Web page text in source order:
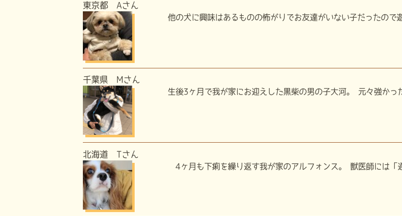
東京都 Aさん
他の犬に興味はあるものの怖がりでお友達がいない子だったので
千葉県 Mさん
生後3ヶ月で我が家にお迎えした黒柴の男の子大河。 元々強かっ
北海道 Tさん
4ヶ月も下痢を繰り返す我が家のアルフォンス。 獣医師には「